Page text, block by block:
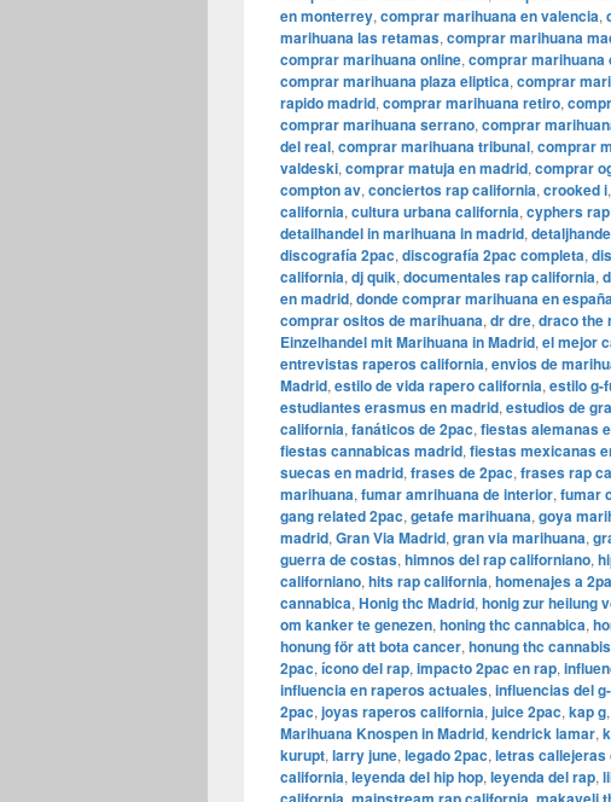
en monterrey, comprar marihuana en valencia,
marihuana las retamas, comprar marihuana
comprar marihuana online, comprar marihuana
comprar marihuana plaza eliptica, comprar
rapido madrid, comprar marihuana retiro,
comprar marihuana serrano, comprar
del real, comprar marihuana tribunal, comprar
valdeski, comprar matuja en madrid, comprar
compton av, conciertos rap california, crooked i,
california, cultura urbana california, cyphers
detailhandel in marihuana in madrid,
discografía 2pac, discografía 2pac completa,
california, dj quik, documentales rap california,
en madrid, donde comprar marihuana en
comprar ositos de marihuana, dr dre, draco the
Einzelhandel mit Marihuana in Madrid, el mejor
entrevistas raperos california, envios de
Madrid, estilo de vida rapero california, estilo g-
estudiantes erasmus en madrid, estudios de
california, fanáticos de 2pac, fiestas alemanas
fiestas cannabicas madrid, fiestas mexicanas
suecas en madrid, frases de 2pac, frases rap
marihuana, fumar amrihuana de interior, fumar
gang related 2pac, getafe marihuana, goya
madrid, ​​Gran Via Madrid, gran via marihuana,
guerra de costas, himnos del rap californiano,
californiano, hits rap california, homenajes a
cannabica, Honig thc Madrid, honig zur heilung
om kanker te genezen, honing thc cannabica,
honung för att bota cancer, honung thc cannabis
2pac, ícono del rap, impacto 2pac en rap,
influencia en raperos actuales, influencias del
2pac, joyas raperos california, juice 2pac, kap g,
Marihuana Knospen in Madrid, kendrick lamar,
kurupt, larry june, legado 2pac, letras callejeras
california, leyenda del hip hop, leyenda del rap,